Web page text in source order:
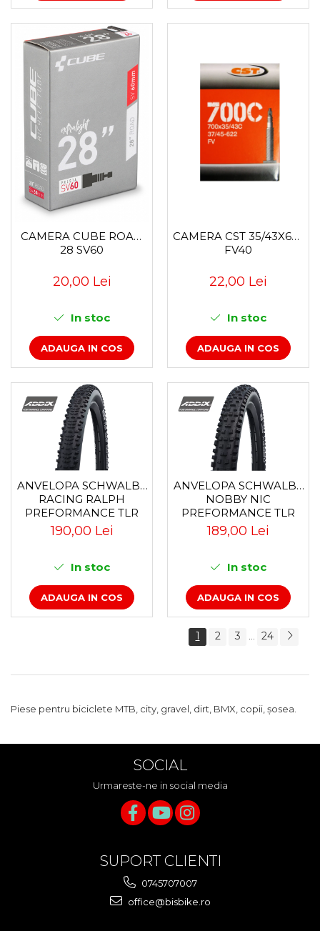
CAMERA CUBE ROAD
28 SV60
20,00 Lei
In stoc
ADAUGA IN COS
CAMERA CST 35/43X622
FV40
22,00 Lei
In stoc
ADAUGA IN COS
ANVELOPA SCHWALBE
RACING RALPH
PREFORMANCE TLR
27.5X2.25
190,00 Lei
In stoc
ADAUGA IN COS
ANVELOPA SCHWALBE
NOBBY NIC
PREFORMANCE TLR
29X2.4
189,00 Lei
In stoc
ADAUGA IN COS
1 2 3 24
Piese pentru biciclete MTB, city, gravel, dirt, BMX, copii, șosea.
SOCIAL
Urmareste-ne in social media
SUPORT CLIENTI
0745707007
office@bisbike.ro